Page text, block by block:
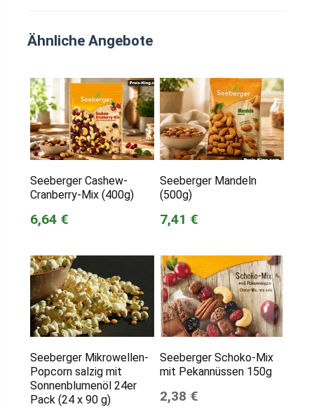
Ähnliche Angebote
Seeberger Cashew-
Cranberry-Mix (400g)
6,64 €
Seeberger Mandeln
(500g)
7,41 €
Seeberger Mikrowellen-
Popcorn salzig mit
Sonnenblumenöl 24er
Pack (24 x 90 g)
Seeberger Schoko-Mix
mit Pekannüssen 150g
2,38 €